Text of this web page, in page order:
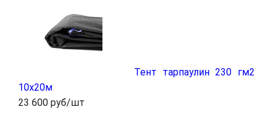
Тент тарпаулин 230 гм2
10x20м
23 600 руб/шт